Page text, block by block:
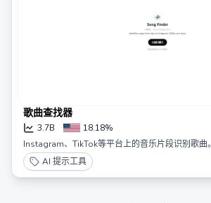
歌曲查找器
3.7B 18.18%
Instagram、TikTok等平台上的音乐片段识别歌曲。
AI 提示工具